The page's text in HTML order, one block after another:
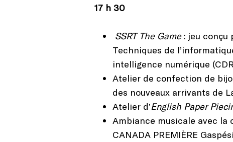
17 h 30
SSRT The Game : jeu conçu
Techniques de
intelligence numérique
Atelier de confection de
des nouveaux arrivants de
Atelier d’English Paper
Ambiance musicale avec la
CANADA PREMIÈRE